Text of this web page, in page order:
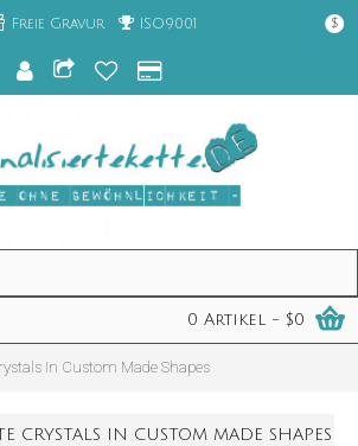
Freie Gravur ISO9001 $
0 Artikel - $0
In Custom Made Shapes
CRYSTALS IN CUSTOM MADE SHAPES